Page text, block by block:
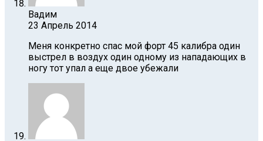
Вадим
23 Апрель 2014
Меня конкретно спас мой форт 45 калибра один
выстрел в воздух один одному из нападающих в
ногу тот упал а еще двое убежали